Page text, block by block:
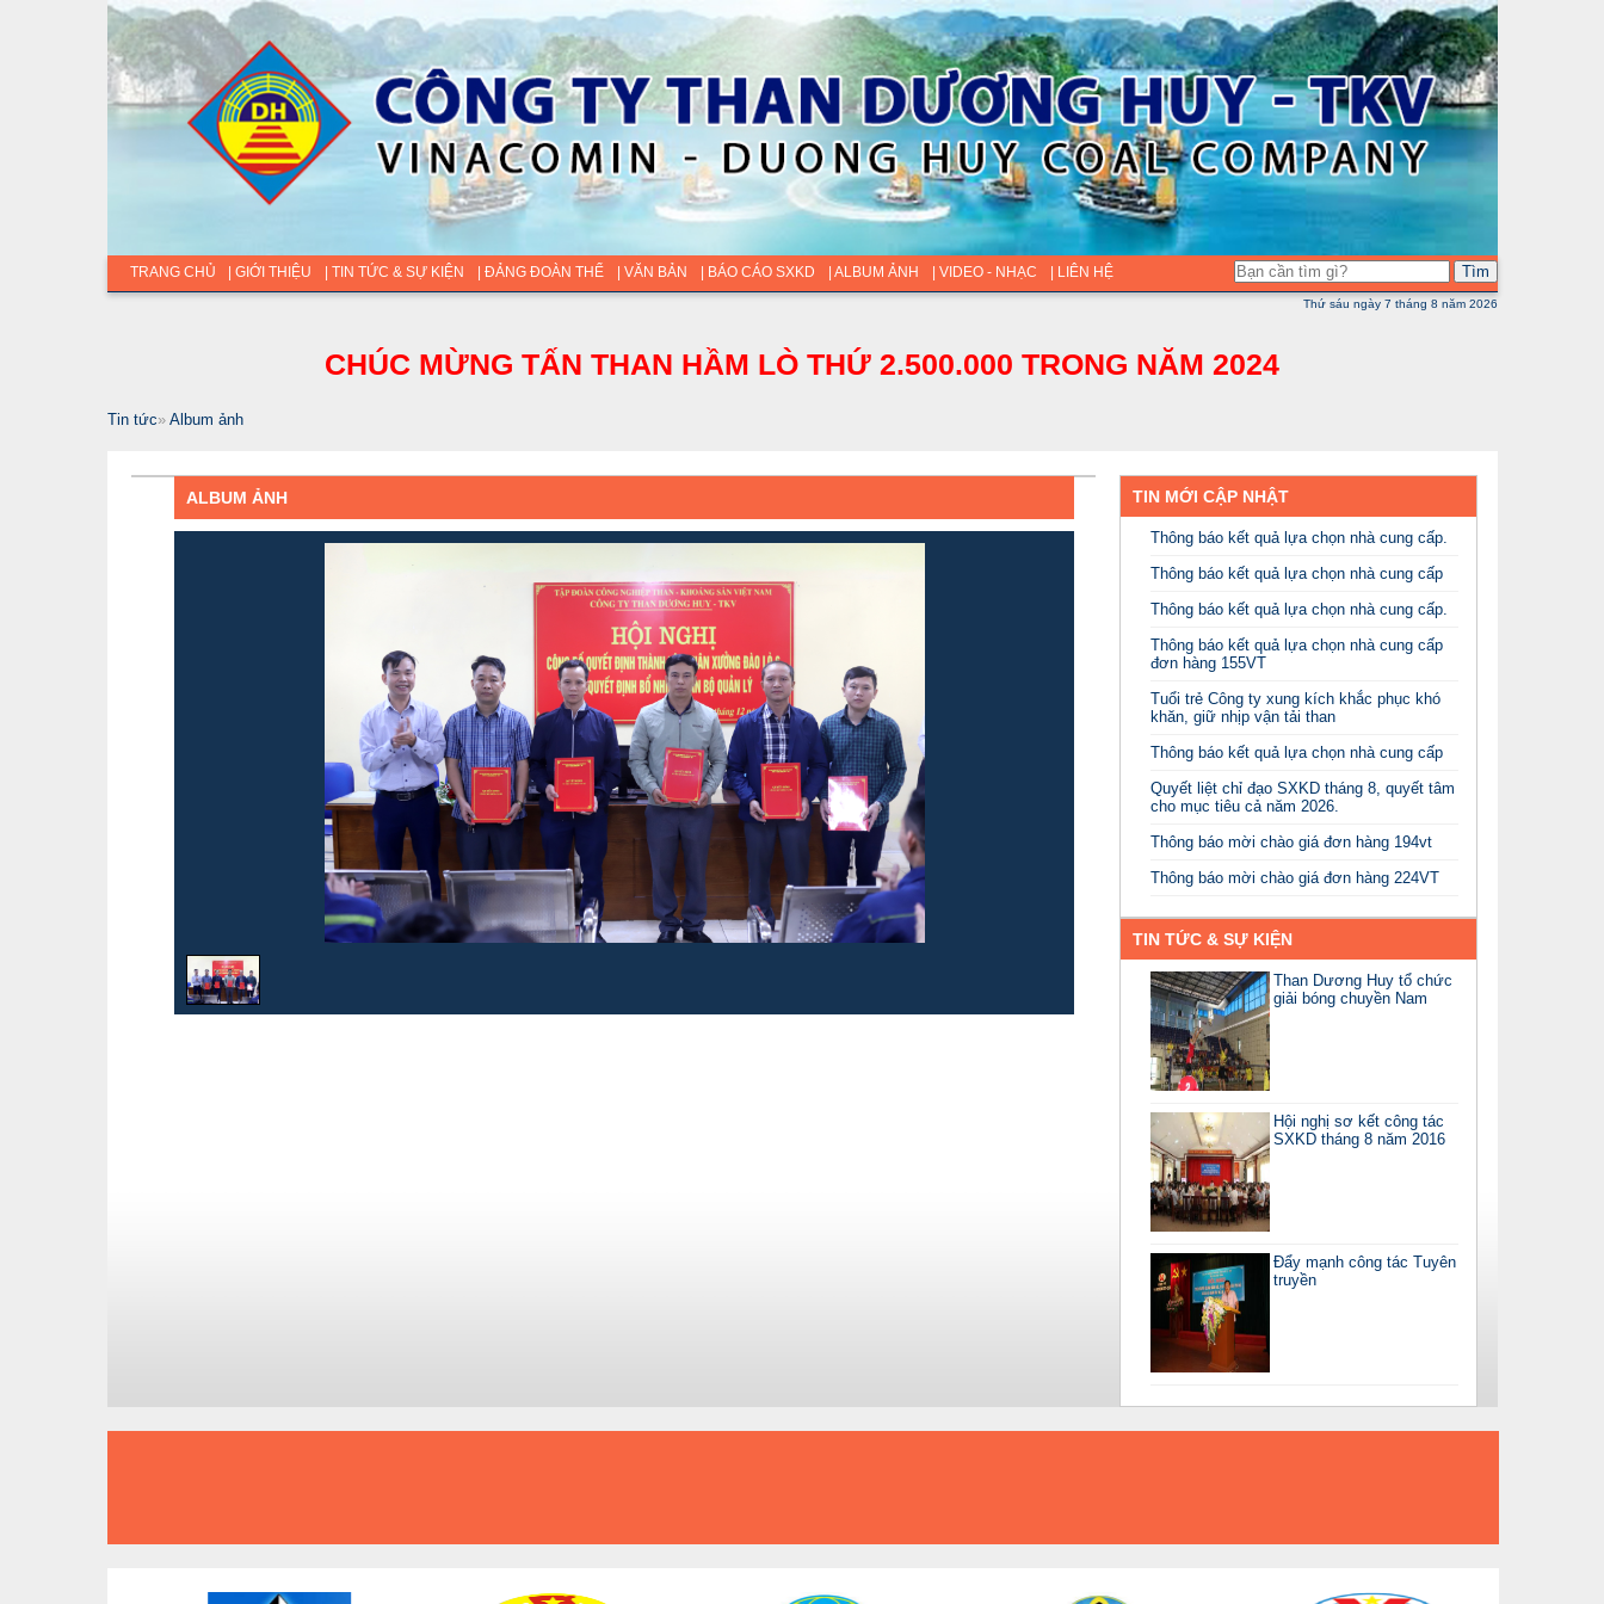
TRANG CHỦ | GIỚI THIỆU | TIN TỨC & SỰ KIỆN | ĐẢNG ĐOÀN THỂ | VĂN BẢN | BÁO CÁO SXKD | ALBUM ẢNH | VIDEO - NHẠC | LIÊN HỆ Tìm
Thứ sáu ngày 7 tháng 8 năm 2026
CHÚC MỪNG TẤN THAN HẦM LÒ THỨ 2.500.000 TRONG NĂM 2024
Tin tức» Album ảnh
ALBUM ẢNH TIN MỚI CẬP NHẬT
Thông báo kết quả lựa chọn nhà cung cấp.
Thông báo kết quả lựa chọn nhà cung cấp
Thông báo kết quả lựa chọn nhà cung cấp.
Thông báo kết quả lựa chọn nhà cung cấp
đơn hàng 155VT
Tuổi trẻ Công ty xung kích khắc phục khó
khăn, giữ nhịp vận tải than
Thông báo kết quả lựa chọn nhà cung cấp
Quyết liệt chỉ đạo SXKD tháng 8, quyết tâm
cho mục tiêu cả năm 2026.
Thông báo mời chào giá đơn hàng 194vt
Thông báo mời chào giá đơn hàng 224VT
TIN TỨC & SỰ KIỆN
Than Dương Huy tổ chức
giải bóng chuyền Nam
Hội nghị sơ kết công tác
SXKD tháng 8 năm 2016
Đẩy mạnh công tác Tuyên
truyền